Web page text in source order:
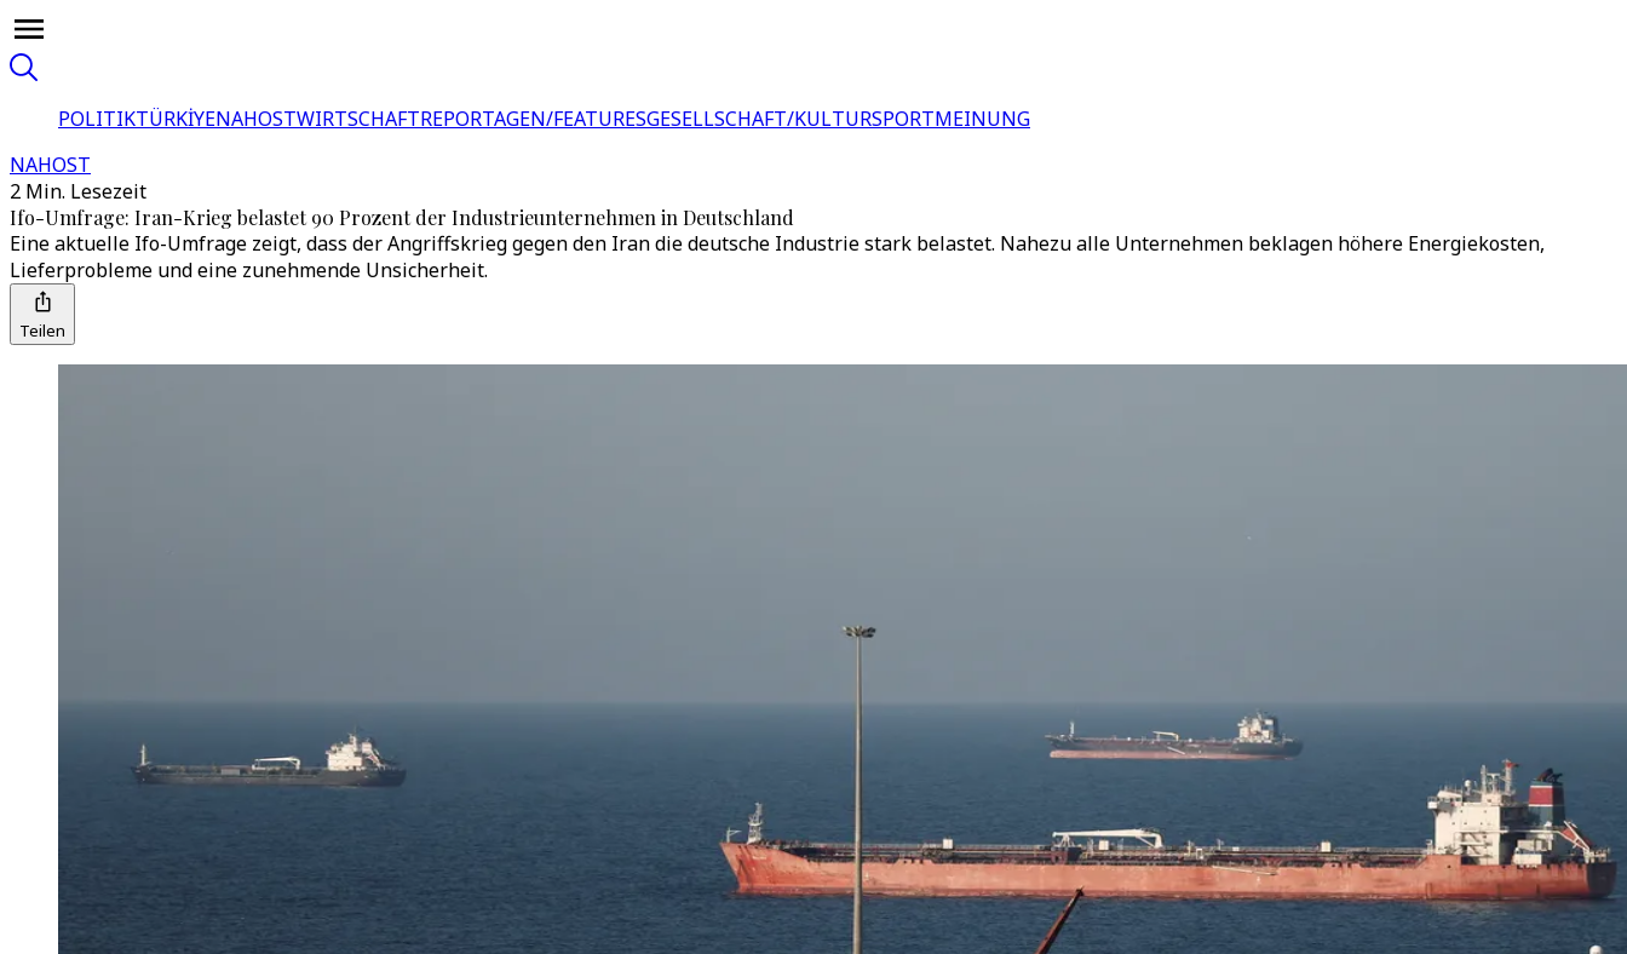
POLITIKTÜRKİYENAHOSTWIRTSCHAFTREPORTAGEN/FEATURESGESELLSCHAFT/KULTURSPORTMEINUNG
NAHOST
2 Min. Lesezeit
Ifo-Umfrage: Iran-Krieg belastet 90 Prozent der Industrieunternehmen in Deutschland
Eine aktuelle Ifo-Umfrage zeigt, dass der Angriffskrieg gegen den Iran die deutsche Industrie stark belastet. Nahezu alle Unternehmen beklagen höhere Energiekosten,
Lieferprobleme und eine zunehmende Unsicherheit.
Teilen